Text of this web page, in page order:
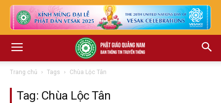
Trang chủ Tags Chùa Lộc Tân
Tag: Chùa Lộc Tân